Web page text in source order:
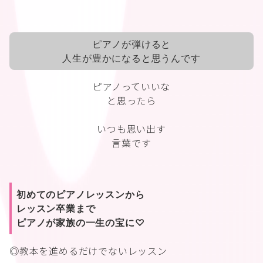
ピアノが弾けると
人生が豊かになると思うんです
ピアノっていいな
と思ったら
いつも思い出す
言葉です
初めてのピアノレッスンから
レッスン卒業まで
ピアノが家族の一生の宝に♡
◎教本を進めるだけでないレッスン